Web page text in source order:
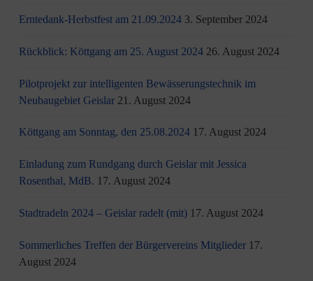
Erntedank-Herbstfest am 21.09.2024 3. September 2024
Rückblick: Köttgang am 25. August 2024 26. August 2024
Pilotprojekt zur intelligenten Bewässerungstechnik im
Neubaugebiet Geislar 21. August 2024
Köttgang am Sonntag, den 25.08.2024 17. August 2024
Einladung zum Rundgang durch Geislar mit Jessica
Rosenthal, MdB. 17. August 2024
Stadtradeln 2024 – Geislar radelt (mit) 17. August 2024
Sommerliches Treffen der Bürgervereins Mitglieder 17.
August 2024